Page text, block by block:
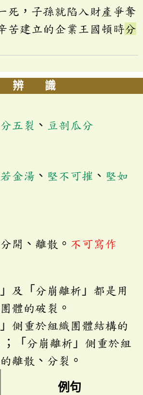
死，子孫就陷入財產爭奪
苦建立的企業王國頓時分
辨 識
五裂 、 豆剖瓜分
金湯 、 堅不可摧 、 堅如
開、離散。 不可寫作
」及「分崩離析」都是用
體的破裂。
」側重於組織團體結構的
「分崩離析」側重於組
離散、分裂。
例句